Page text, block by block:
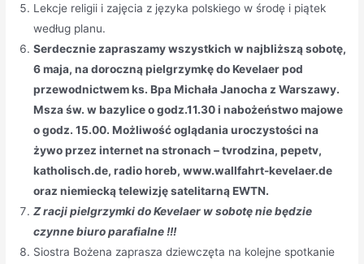
Lekcje religii i zajęcia z języka polskiego w środę i piątek
według planu.
Serdecznie zapraszamy wszystkich w najbliższą sobotę,
6 maja, na doroczną pielgrzymkę do Kevelaer pod
przewodnictwem ks. Bpa Michała Janocha z Warszawy.
Msza św. w bazylice o godz.11.30 i nabożeństwo majowe
o godz. 15.00. Możliwość oglądania uroczystości na
żywo przez internet na stronach – tvrodzina, pepetv,
katholisch.de, radio horeb, www.wallfahrt-kevelaer.de
oraz niemiecką telewizję satelitarną EWTN.
Z racji pielgrzymki do Kevelaer w sobotę nie będzie
czynne biuro parafialne !!!
Siostra Bożena zaprasza dziewczęta na kolejne spotkanie